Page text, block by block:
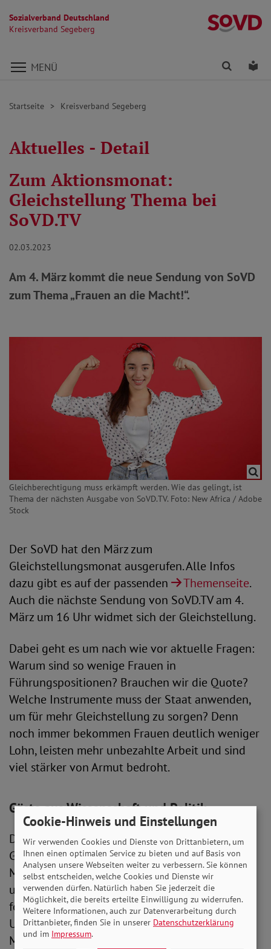
Sozialverband Deutschland
Kreisverband Segeberg
Direkt zu den Inhalten springen
MENÜ Finden
Startseite Kreisverband Segeberg
Aktuelles - Detail
Zum Aktionsmonat:
Gleichstellung Thema bei
SoVD.TV
02.03.2023
Am 4. März kommt die neue Sendung von SoVD
zum Thema „Frauen an die Macht!“.
Gleichberechtigung muss erkämpft werden. Wie das gelingt, ist
Thema der nächsten Ausgabe von SoVD.TV. Foto: New Africa / Adobe
Stock
Der SoVD hat den März zum
Gleichstellungsmonat ausgerufen. Alle Infos
dazu gibt es auf der passenden
Themenseite.
Auch die nächste Sendung von SoVD.TV am 4.
März um 16 Uhr widmet sich der Gleichstellung.
Dabei geht es um nach wie vor aktuelle Fragen:
Warum sind so wenige Frauen in
Führungspositionen? Brauchen wir die Quote?
Welche Instrumente muss der Staat anwenden,
um für mehr Gleichstellung zu sorgen? Denn
noch immer bekommen Frauen deutlich weniger
Lohn, leisten mehr unbezahlte Arbeit und sind
viel stärker von Armut bedroht.
Gäste aus Wissenschaft und Politik
Dazu diskutieren in der Sendung interessante
Gäste mit viel Expertise, wie Dr. Beate von
Miquel, Vorsitzende des Deutschen Frauenrates
und Geschäftsführerin des Marie Jahoda Center
for International Gender Studies an der Ruhr
Universität Bochum. Außerdem mit dabei ist Lisi
Maier, die Co-Direktorin der von der
Cookie-Hinweis und Einstellungen
Wir verwenden Cookies und Dienste von Drittanbietern, um
Ihnen einen optimalen Service zu bieten und auf Basis von
Analysen unsere Webseiten weiter zu verbessern. Sie können
selbst entscheiden, welche Cookies und Dienste wir
verwenden dürfen. Natürlich haben Sie jederzeit die
Möglichkeit, die bereits erteilte Einwilligung zu widerrufen.
Weitere Informationen, auch zur Datenverarbeitung durch
Drittanbieter, finden Sie in unserer Datenschutzerklärung
und im Impressum.